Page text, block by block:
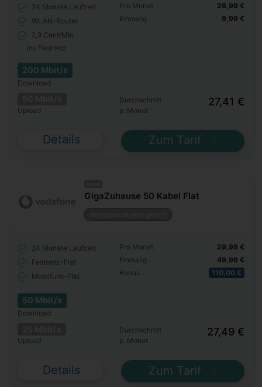
24 Monate Laufzeit
WLAN-Router
2,9 Cent/Min
ins Festnetz
200 Mbit/s
Download
Upload
Pro Monat
Einmalig
26,99 €
9,99 €
Durchschnitt
p. Monat
27,41 €
Details Zum Tarif
GigaZuhause 50 Kabel Flat
24 Monate Laufzeit
Festnetz-Flat
Mobilfunk-Flat
50 Mbit/s
Download
Upload
Pro Monat
Einmalig
Bonus
29,99 €
49,99 €
110,00 €
Durchschnitt
p. Monat
27,49 €
Details Zum Tarif